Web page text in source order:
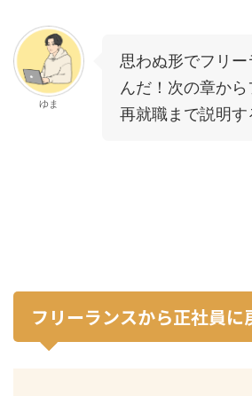
ゆま
思わぬ形でフリ
んだ！次の章か
再就職まで説明す
フリーランスから正社員に